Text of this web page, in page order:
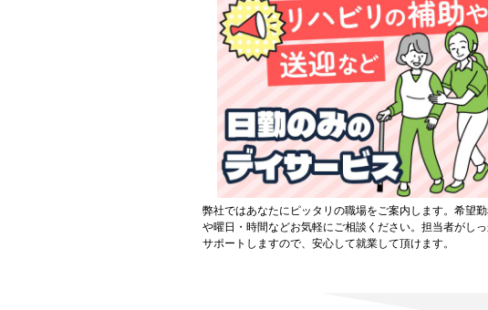
弊社ではあなたにピッタリの職場をご案内します。希望
や曜日・時間などお気軽にご相談ください。担当者がしっ
サポートしますので、安心して就業して頂けます。